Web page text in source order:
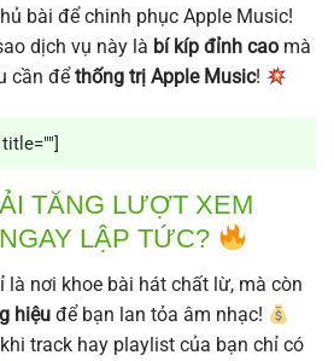
bài để chinh phục Apple Music!
dịch vụ này là bí kíp đỉnh cao mà
cần để thống trị Apple Music!
TĂNG LƯỢT XEM
LẬP TỨC?
là nơi khoe bài hát chất lừ, mà còn
hiệu để bạn lan tỏa âm nhạc!
track hay playlist của bạn chỉ có